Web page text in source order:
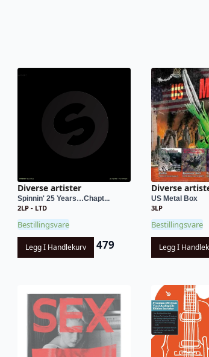
Diverse artister
Spinnin' 25 Years…Chapt...
2LP - LTD
Bestillingsvare
Legg I Handlekurv 479
Diverse
US Metal Box
3LP
Bestillingsvare
Legg I